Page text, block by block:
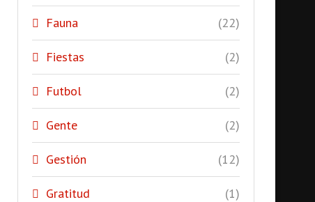
Fauna (22)
Fiestas (2)
Futbol (2)
Gente (2)
Gestión (12)
Gratitud (1)